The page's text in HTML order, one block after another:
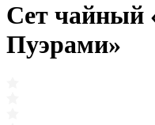
Сет чайный
Пуэрами»